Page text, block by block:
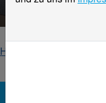
Home
Fachbereich